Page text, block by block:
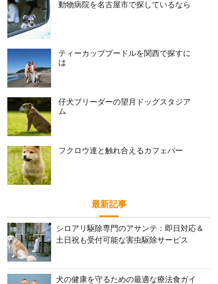
動物病院を名古屋市で探しているなら
ティーカッププードルを関西で探すに
は
仔犬ブリーダーの望月ドッグスタジア
ム
フクロウ達と触れ合えるカフェバー
最新記事
シロアリ駆除専門のアサンテ：即日対応＆
土日祝も受付可能な害虫駆除サービス
犬の健康を守るための最適な療法食ガイ